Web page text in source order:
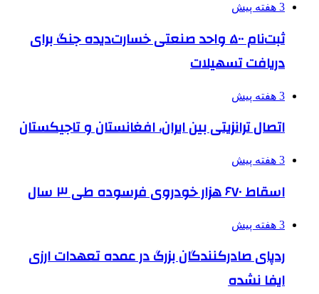
3 هفته پیش
ثبت‌نام ۵۰۰ واحد صنعتی خسارت‌دیده جنگ برای
دریافت تسهیلات
3 هفته پیش
اتصال ترانزیتی بین ایران، افغانستان و تاجیکستان
3 هفته پیش
اسقاط ۶۷۰ هزار خودروی فرسوده طی ۳ سال
3 هفته پیش
ردپای صادرکنندگان بزرگ در عمده تعهدات ارزی
ایفا نشده